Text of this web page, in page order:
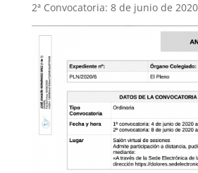
2ª Convocatoria: 8 de junio de